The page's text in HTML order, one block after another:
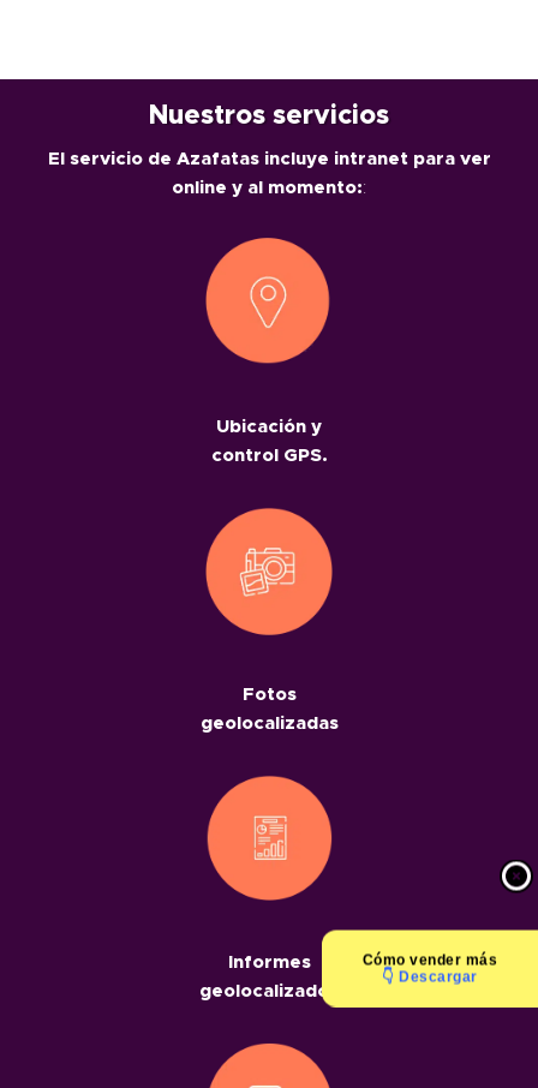
Cómovender más
👇 Descargar
Nuestros servicios
El servicio de Azafatas incluye intranet para ver
online y al momento::
Ubicación y
control GPS.
Fotos
geolocalizadas
Informes
geolocalizados